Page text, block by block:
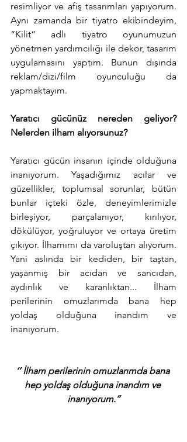
resimliyor ve afiş tasarımları yapıyorum.
Aynı zamanda bir tiyatro ekibindeyim,
“Kilit” adlı tiyatro oyunumuzun
yönetmen yardımcılığı ile dekor, tasarım
uygulamasını yaptım. Bunun dışında
reklam/dizi/film oyunculuğu da
yapmaktayım.
Yaratıcı gücünüz nereden geliyor?
Nelerden ilham alıyorsunuz?
Yaratıcı gücün insanın içinde olduğuna
inanıyorum. Yaşadığımız acılar ve
güzellikler, toplumsal sorunlar, bütün
bunlar içteki özle, deneyimlerimizle
birleşiyor, parçalanıyor, kırılıyor,
dökülüyor, yoğruluyor ve ortaya üretim
çıkıyor. İlhamımı da varoluştan alıyorum.
Yani aslında bir kediden, bir taştan,
yaşanmış bir acıdan ve sancıdan,
aydınlık ve karanlıktan... İlham
perilerinin omuzlarımda bana hep
yoldaş olduğuna inandım ve
inanıyorum.
‘’ İlham perilerinin omuzlarımda bana
hep yoldaş olduğuna inandım ve
inanıyorum.’’